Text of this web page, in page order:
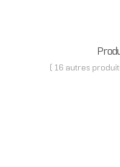
( 16 autres